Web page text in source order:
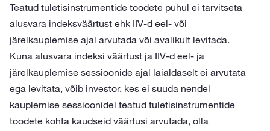
Teatud tuletisinstrumentide toodete puhul ei tarvitseta
alusvara indeksväärtust ehk IIV-d eel- või
järelkauplemise ajal arvutada või avalikult levitada.
Kuna alusvara indeksi väärtust ja IIV-d eel- ja
järelkauplemise sessioonide ajal laialdaselt ei arvutata
ega levitata, võib investor, kes ei suuda nendel
kauplemise sessioonidel teatud tuletisinstrumentide
toodete kohta kaudseid väärtusi arvutada, olla